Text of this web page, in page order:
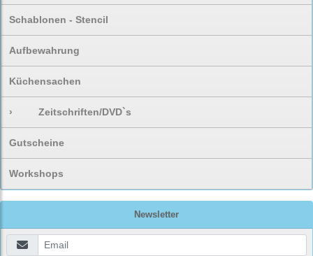
Schablonen - Stencil
Aufbewahrung
Küchensachen
› Zeitschriften/DVD`s
Gutscheine
Workshops
Newsletter